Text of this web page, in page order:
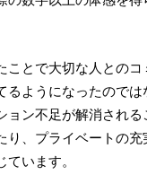
ことで大切な人とのコ
るようになったのでは
ョン不足が解消される
り、プライベートの充
ています。